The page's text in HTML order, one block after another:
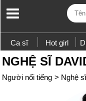
Ca sĩ Hot girl
NGHỆ SĨ
Người nổi tiếng > Nghệ sĩ